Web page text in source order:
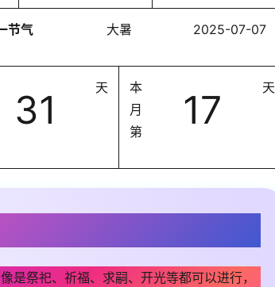
1
节气 大暑 2025-07-07
31 天
本
月
第
17 天
祭祀、祈福、求嗣、开光等都可以进行，